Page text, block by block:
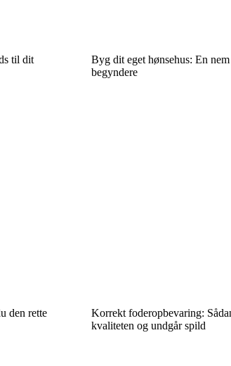
til dit
Byg dit eget hønsehus: En
begyndere
den rette
Korrekt foderopbevaring:
kvaliteten og undgår spild